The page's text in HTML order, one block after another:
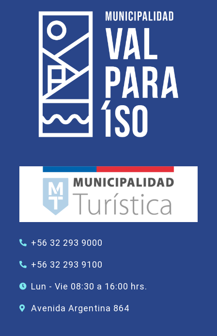
+56 32 293 9000
+56 32 293 9100
Lun - Vie 08:30 a 16:00 hrs.
Avenida Argentina 864